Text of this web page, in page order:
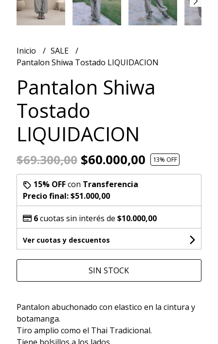
Inicio
SALE
Pantalon Shiwa Tostado LIQUIDACION
Pantalon Shiwa
Tostado
LIQUIDACION
$69.300,00$60.000,00 13% OFF
15% OFFcon Transferencia
Precio final:$51.000,00
6cuotas sin interés de $10.000,00
Ver cuotas y descuentos
SIN STOCK
Pantalon abuchonado con elastico en la cintura y
botamanga.
Tiro amplio como el Thai Tradicional.